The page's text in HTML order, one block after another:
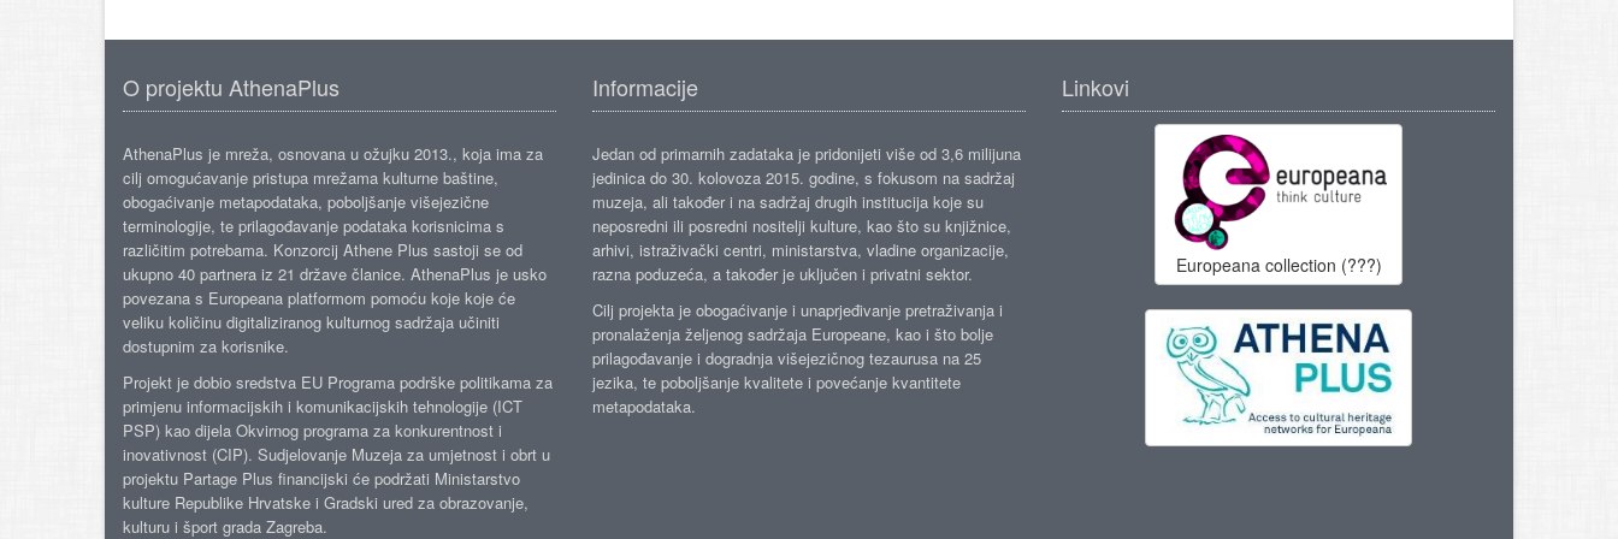
O projektu AthenaPlus
AthenaPlus je mreža, osnovana u ožujku 2013., koja ima za
cilj omogućavanje pristupa mrežama kulturne baštine,
obogaćivanje metapodataka, poboljšanje višejezične
terminologije, te prilagođavanje podataka korisnicima s
različitim potrebama. Konzorcij Athene Plus sastoji se od
ukupno 40 partnera iz 21 države članice. AthenaPlus je usko
povezana s Europeana platformom pomoću koje koje će
veliku količinu digitaliziranog kulturnog sadržaja učiniti
dostupnim za korisnike.
Projekt je dobio sredstva EU Programa podrške politikama za
primjenu informacijskih i komunikacijskih tehnologije (ICT
PSP) kao dijela Okvirnog programa za konkurentnost i
inovativnost (CIP). Sudjelovanje Muzeja za umjetnost i obrt u
projektu Partage Plus financijski će podržati Ministarstvo
kulture Republike Hrvatske i Gradski ured za obrazovanje,
kulturu i šport grada Zagreba.
Informacije
Jedan od primarnih zadataka je pridonijeti više od 3,6 milijuna
jedinica do 30. kolovoza 2015. godine, s fokusom na sadržaj
muzeja, ali također i na sadržaj drugih institucija koje su
neposredni ili posredni nositelji kulture, kao što su knjižnice,
arhivi, istraživački centri, ministarstva, vladine organizacije,
razna poduzeća, a također je uključen i privatni sektor.
Cilj projekta je obogaćivanje i unaprjeđivanje pretraživanja i
pronalaženja željenog sadržaja Europeane, kao i što bolje
prilagođavanje i dogradnja višejezičnog tezaurusa na 25
jezika, te poboljšanje kvalitete i povećanje kvantitete
metapodataka.
Linkovi
Europeana collection (???)